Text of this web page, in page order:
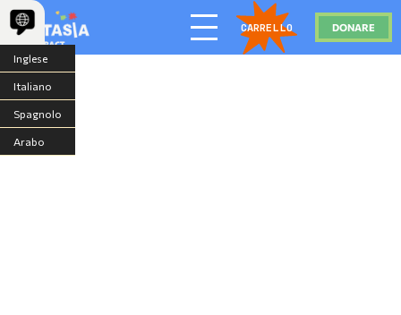
Inglese
Italiano
Spagnolo
Arabo
CARRELLO DONARE